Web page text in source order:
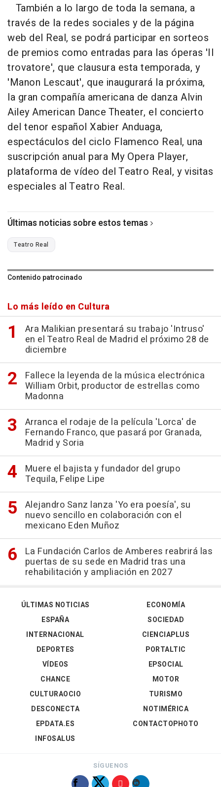
También a lo largo de toda la semana, a
través de la redes sociales y de la página
web del Real, se podrá participar en sorteos
de premios como entradas para las óperas 'Il
trovatore', que clausura esta temporada, y
'Manon Lescaut', que inaugurará la próxima,
la gran compañía americana de danza Alvin
Ailey American Dance Theater, el concierto
del tenor español Xabier Anduaga,
espectáculos del ciclo Flamenco Real, una
suscripción anual para My Opera Player,
plataforma de vídeo del Teatro Real, y visitas
especiales al Teatro Real.
Últimas noticias sobre estos temas
Teatro Real
Contenido patrocinado
Lo más leído en Cultura
Ara Malikian presentará su trabajo 'Intruso'
en el Teatro Real de Madrid el próximo 28 de
diciembre
Fallece la leyenda de la música electrónica
William Orbit, productor de estrellas como
Madonna
Arranca el rodaje de la película 'Lorca' de
Fernando Franco, que pasará por Granada,
Madrid y Soria
Muere el bajista y fundador del grupo
Tequila, Felipe Lipe
Alejandro Sanz lanza 'Yo era poesía', su
nuevo sencillo en colaboración con el
mexicano Eden Muñoz
La Fundación Carlos de Amberes reabrirá las
puertas de su sede en Madrid tras una
rehabilitación y ampliación en 2027
ÚLTIMAS NOTICIAS
ESPAÑA
INTERNACIONAL
DEPORTES
VÍDEOS
ECONOMÍA
SOCIEDAD
CIENCIAPLUS
PORTALTIC
EPSOCIAL
CHANCE
CULTURAOCIO
DESCONECTA
EPDATA.ES
INFOSALUS
MOTOR
TURISMO
NOTIMÉRICA
CONTACTOPHOTO
SÍGUENOS